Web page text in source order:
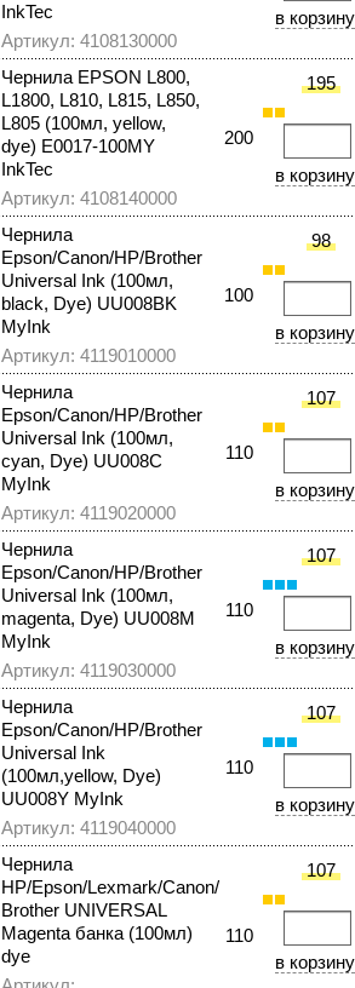
InkTec
Артикул: 4108130000
Чернила EPSON L800,
L1800, L810, L815, L850,
L805 (100мл, yellow,
dye) E0017-100MY
InkTec
Артикул: 4108140000
200
195
Чернила
Epson/Canon/HP/Brother
Universal Ink (100мл,
black, Dye) UU008BK
MyInk
Артикул: 4119010000
100
98
Чернила
Epson/Canon/HP/Brother
Universal Ink (100мл,
cyan, Dye) UU008C
MyInk
Артикул: 4119020000
110
107
Чернила
Epson/Canon/HP/Brother
Universal Ink (100мл,
magenta, Dye) UU008M
MyInk
Артикул: 4119030000
110
107
Чернила
Epson/Canon/HP/Brother
Universal Ink
(100мл,yellow, Dye)
UU008Y MyInk
Артикул: 4119040000
110
107
Чернила
HP/Epson/Lexmark/Canon/
Brother UNIVERSAL
Magenta банка (100мл)
dye
110
107